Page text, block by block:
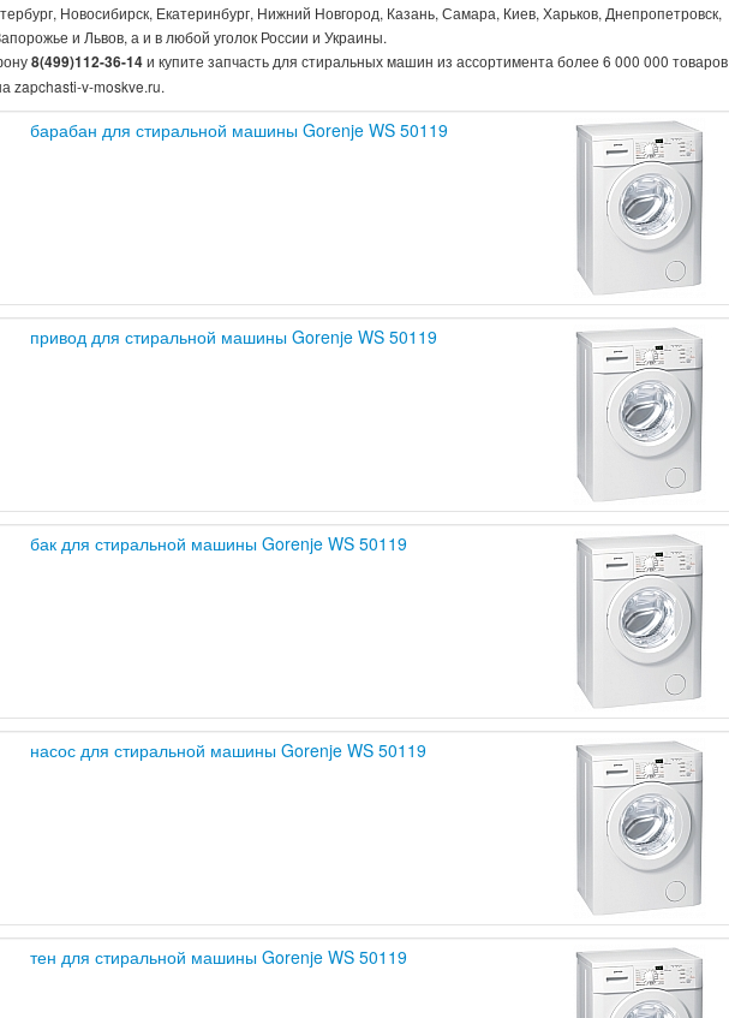
Новосибирск, Екатеринбург, Нижний Новгород, Казань, Самара, Киев, Харьков, Днепропетровск,
и Львов, а и в любой уголок России и Украины.
8(499)112-36-14и купите запчасть для стиральных машин из ассортимента более 6 000 000 товаров
zapchasti-v-moskve.ru.
барабан для стиральной машины Gorenje WS 50119
привод для стиральной машины Gorenje WS 50119
бак для стиральной машины Gorenje WS 50119
насос для стиральной машины Gorenje WS 50119
тен для стиральной машины Gorenje WS 50119